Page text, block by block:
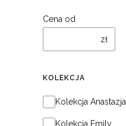
Cena od
zł
KOLEKCJA
Kolekcja
Kolekcja Anastazja
Kolekcja Emily